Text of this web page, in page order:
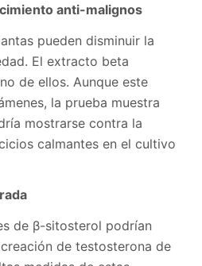
anti-malignos
pueden disminuir la
El extracto beta
de ellos. Aunque este
la prueba muestra
mostrarse contra la
calmantes en el cultivo
de β-sitosterol podrían
de testosterona de